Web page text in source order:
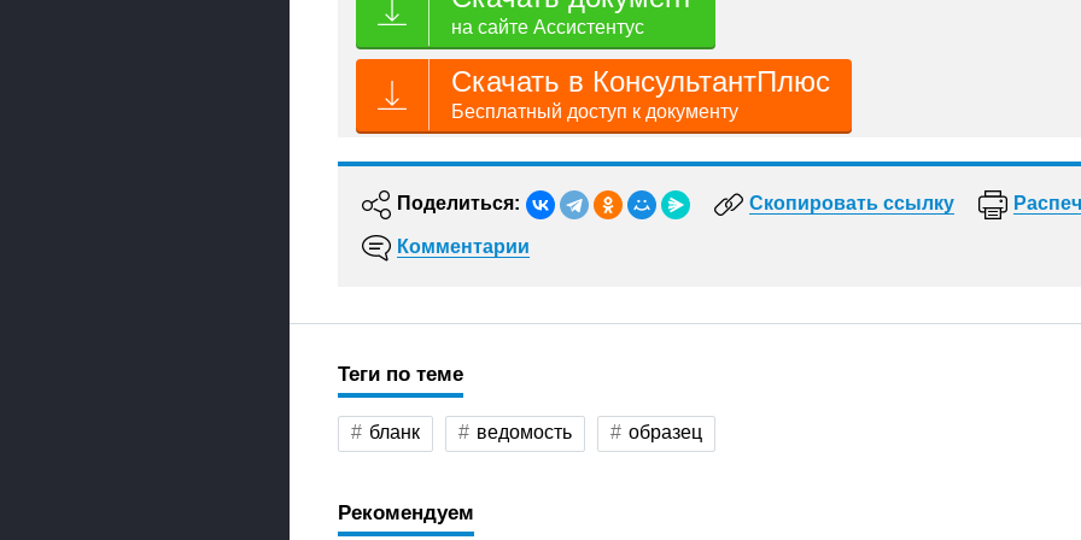
на сайте Ассистентус
Скачать в КонсультантПлюс
Бесплатный доступ к документу
Поделиться: Скопировать ссылку
Комментарии
Теги по теме
бланк ведомость образец
Рекомендуем